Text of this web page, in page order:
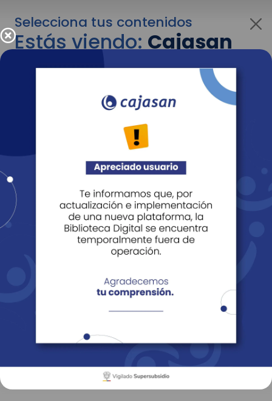
Selecciona tus contenidos
Estás viendo:Cajasan
para personas
Para cambiar al contenido de tu interés más
adelante recuerda utilizar el menú
Entendido
Revista Fácil Vivir
Sedes Directorio Servicios En Línea